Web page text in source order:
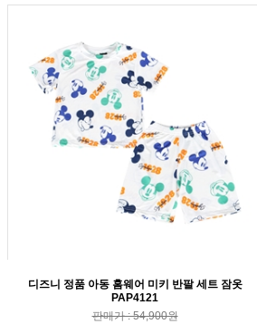
디즈니 정품 아동 홈웨어 미키 반팔 세트 잠옷
PAP4121
판매가 : 54,900원